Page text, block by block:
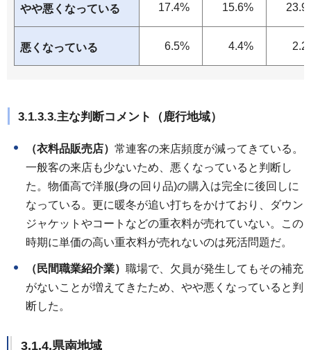
やや悪くなっている 17.4% 15.6%
悪くなっている 6.5% 4.4%
3.1.3.3.主な判断コメント（鹿行地域）
（衣料品販売店） 常連客の来店頻度が減ってきている。
一般客の来店も少ないため、悪くなっていると判断し
た。物価高で洋服(身の回り品)の購入は完全に後回しに
なっている。更に暖冬が追い打ちをかけており、ダウン
ジャケットやコートなどの重衣料が売れていない。この
時期に単価の高い重衣料が売れないのは死活問題だ。
（民間職業紹介業） 職場で、欠員が発生してもその補充
がないことが増えてきたため、やや悪くなっていると判
断した。
3.1.4.県南地域